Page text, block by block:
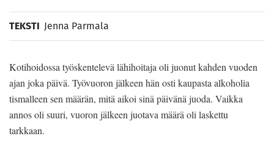
TEKSTI Jenna Parmala
Kotihoidossa työskentelevä lähihoitaja oli juonut kahden vuoden
ajan joka päivä. Työvuoron jälkeen hän osti kaupasta alkoholia
tismalleen sen määrän, mitä aikoi sinä päivänä juoda. Vaikka
annos oli suuri, vuoron jälkeen juotava määrä oli laskettu
tarkkaan.